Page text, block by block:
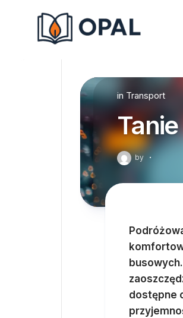
in Transport
by ·
dostępne